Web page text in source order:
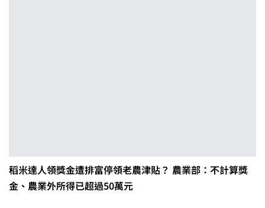
稻米達人領獎金遭排富停領老農津貼？ 農業部：不計算獎
金、農業外所得已超過50萬元